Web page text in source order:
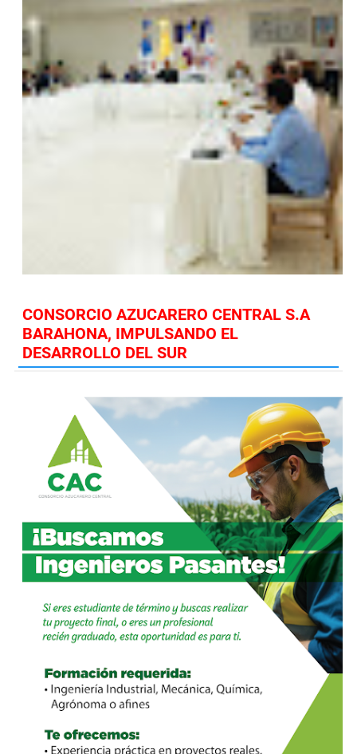
CONSORCIO AZUCARERO CENTRAL S.A
BARAHONA, IMPULSANDO EL
DESARROLLO DEL SUR